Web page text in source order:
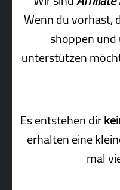
Wenn du vorhast,
shoppen
unterstützen
Es entstehen dir
erhalten eine
mal